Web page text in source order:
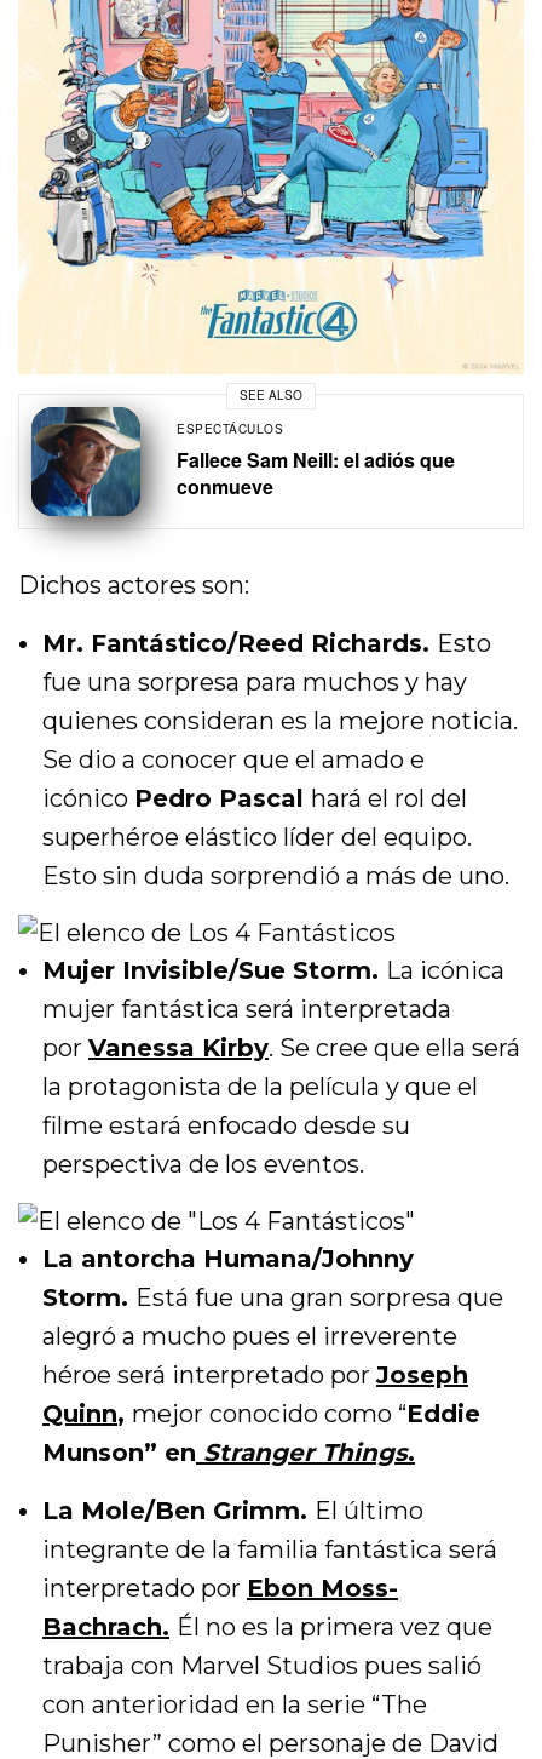
SEE ALSO
ESPECTÁCULOS
Fallece Sam Neill: el adiós que
conmueve
Dichos actores son:
Mr. Fantástico/Reed Richards. Esto
fue una sorpresa para muchos y hay
quienes consideran es la mejore noticia.
Se dio a conocer que el amado e
icónico Pedro Pascal hará el rol del
superhéroe elástico líder del equipo.
Esto sin duda sorprendió a más de uno.
Mujer Invisible/Sue Storm. La icónica
mujer fantástica será interpretada
por Vanessa Kirby. Se cree que ella será
la protagonista de la película y que el
filme estará enfocado desde su
perspectiva de los eventos.
La antorcha Humana/Johnny
Storm. Está fue una gran sorpresa que
alegró a mucho pues el irreverente
héroe será interpretado porJoseph
Quinn, mejor conocido como “Eddie
Munson” en Stranger Things.
La Mole/Ben Grimm. El último
integrante de la familia fantástica será
interpretado por Ebon Moss-
Bachrach. Él no es la primera vez que
trabaja con Marvel Studios pues salió
con anterioridad en la serie “The
Punisher” como el personaje de David